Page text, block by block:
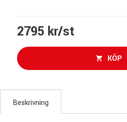
2795 kr/st
KÖP
Beskrivning